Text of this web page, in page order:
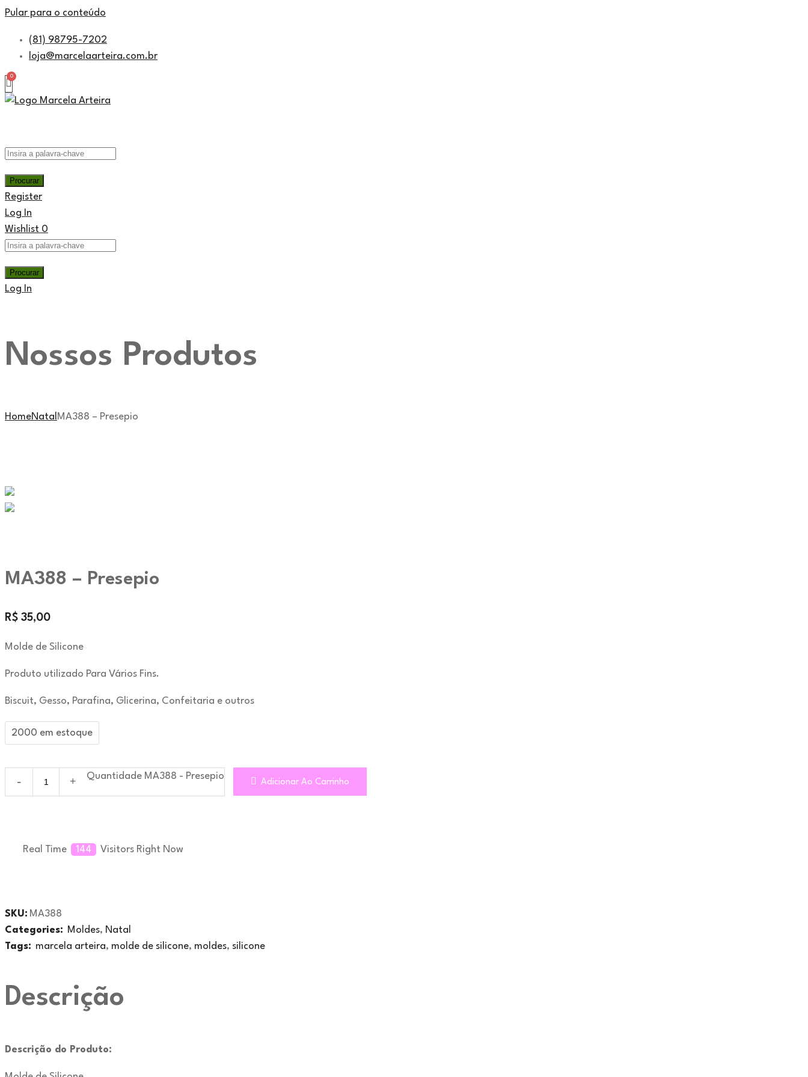
Pular para o conteúdo
(81) 98795-7202
loja@marcelaarteira.com.br
Register
Log In
Wishlist 0
Log In
Nossos Produtos
HomeNatal MA388 – Presepio
MA388 – Presepio
R$ 35,00
Molde de Silicone
Produto utilizado Para Vários Fins.
Biscuit, Gesso, Parafina, Glicerina, Confeitaria e outros
2000 em estoque
Quantidade MA388 - Presepio
Adicionar Ao Carrinho
Real Time 144 Visitors Right Now
SKU: MA388
Categories: Moldes, Natal
Tags: marcela arteira, molde de silicone, moldes, silicone
Descrição
Descrição do Produto: